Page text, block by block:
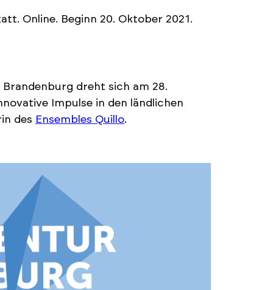
Online. Beginn 20. Oktober 2021.
dreht sich am 28.
Impulse in den ländlichen
des Ensembles Quillo.